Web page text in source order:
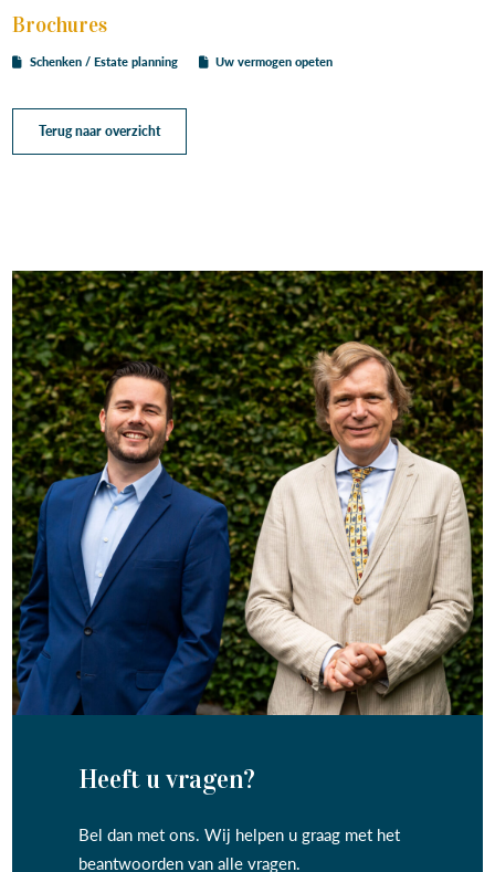
Brochures
Schenken / Estate planning Uw vermogen opeten
Terug naar overzicht
Heeft u vragen?
Bel dan met ons. Wij helpen u graag met het
beantwoorden van alle vragen.